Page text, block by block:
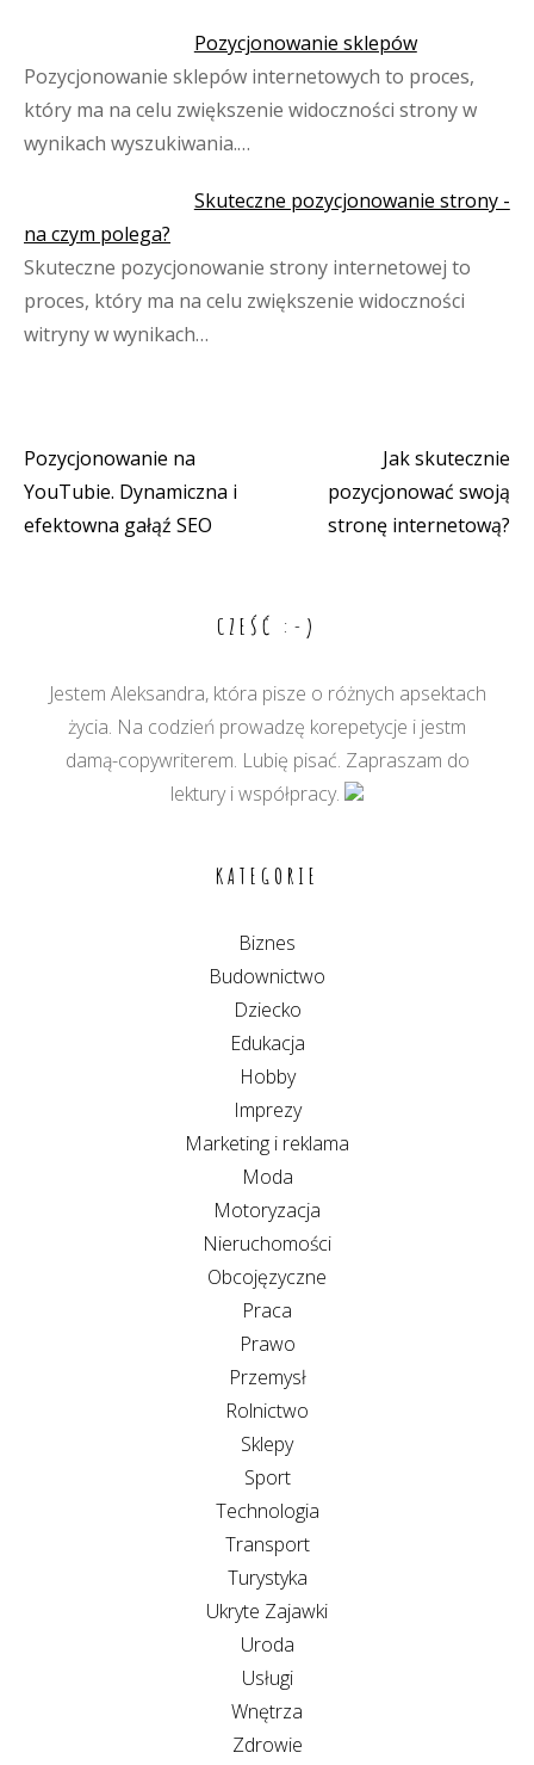
Pozycjonowanie sklepów
Pozycjonowanie sklepów internetowych to proces,
który ma na celu zwiększenie widoczności strony w
wynikach wyszukiwania.…
Skuteczne pozycjonowanie strony -
na czym polega?
Skuteczne pozycjonowanie strony internetowej to
proces, który ma na celu zwiększenie widoczności
witryny w wynikach…
Nawigacja
wpisu
Pozycjonowanie na
YouTubie. Dynamiczna i
efektowna gałąź SEO
Jak skutecznie
pozycjonować swoją
stronę internetową?
CZEŚĆ :-)
Jestem Aleksandra, która pisze o różnych apsektach
życia. Na codzień prowadzę korepetycje i jestm
damą-copywriterem. Lubię pisać. Zapraszam do
lektury i współpracy.
KATEGORIE
Biznes
Budownictwo
Dziecko
Edukacja
Hobby
Imprezy
Marketing i reklama
Moda
Motoryzacja
Nieruchomości
Obcojęzyczne
Praca
Prawo
Przemysł
Rolnictwo
Sklepy
Sport
Technologia
Transport
Turystyka
Ukryte Zajawki
Uroda
Usługi
Wnętrza
Zdrowie